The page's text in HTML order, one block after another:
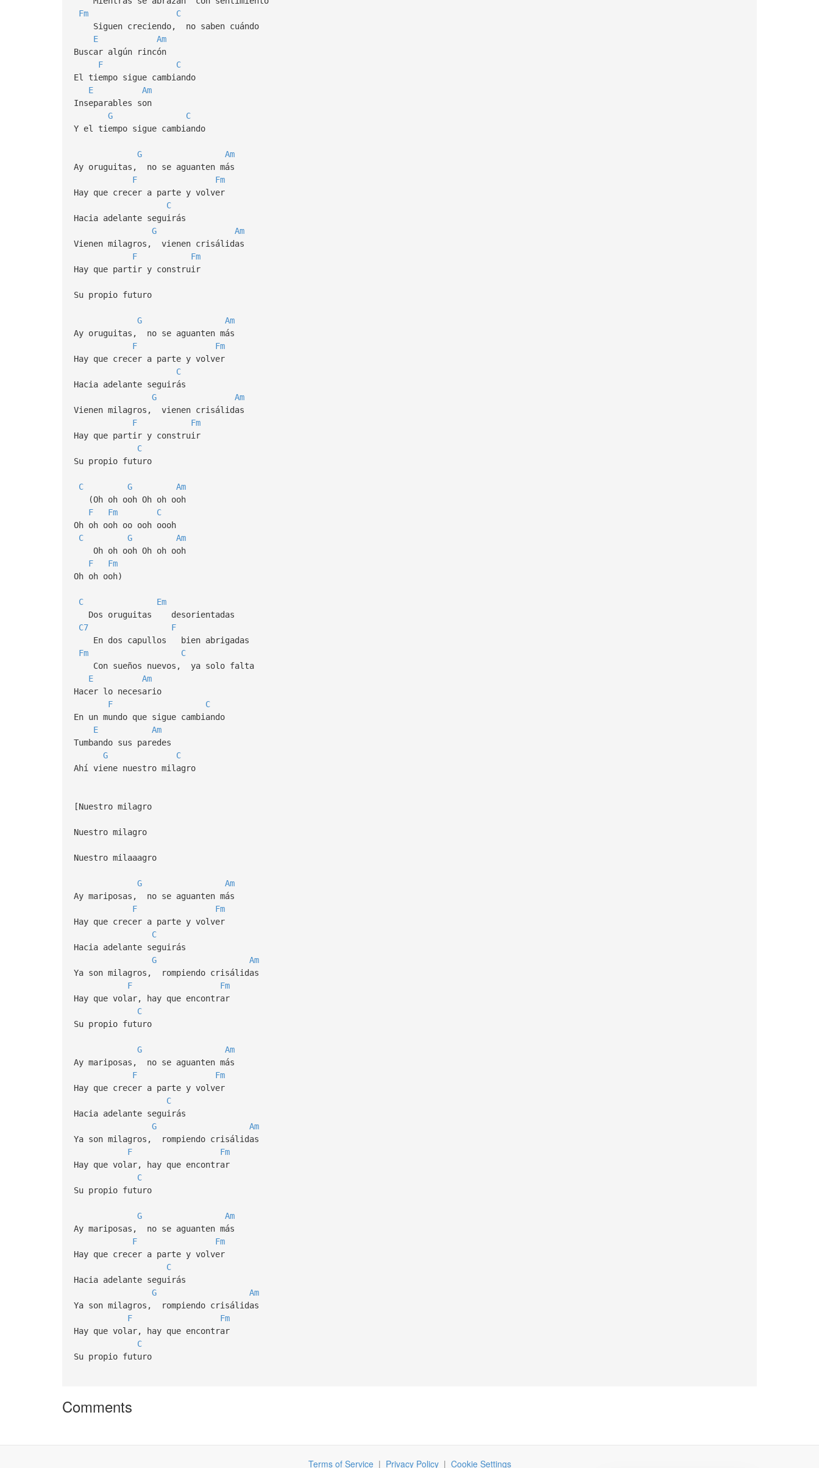
Fm
C
Siguen creciendo, no saben cuándo
E
Am
Buscar algún rincón
F
C
El tiempo sigue cambiando
E
Am
Inseparables son
G
C
Y el tiempo sigue cambiando
G
Am
Ay oruguitas, no se aguanten más
F
Fm
Hay que crecer a parte y volver
C
Hacia adelante seguirás
G
Am
Vienen milagros, vienen crisálidas
F
Fm
Hay quе partir y construir
Su propio futuro
G
Am
Ay oruguitas, no se aguanten más
F
Fm
Hay que crecer a parte y volver
C
Hacia adelante seguirás
G
Am
Vienen milagros, vienen crisálidas
F
Fm
Hay quе partir y construir
C
Su propio futuro
C G
Am
(Oh oh ooh Oh oh ooh
F
Fm
C
Oh oh ooh oo ooh oooh
C
G
Am
Oh oh ooh Oh oh ooh
F
Fm
Oh oh ooh)
C
Em
Dos oruguitas desorientadas
C7
F
En dos capullos bien abrigadas
Fm
C
Con sueños nuevos, ya solo falta
E
Am
Hacer lo necesario
F
C
En un mundo que sigue cambiando
E
Am
Tumbando sus paredes
G
C
Ahí viene nuestro milagro
[Nuestro milagro
Nuestro milagro
Nuestro milaaagro
G
Am
Ay mariposas, no se aguanten más
F
Fm
Hay que crecer a parte y volver
C
Hacia adelante seguirás
G
Am
Ya son milagros, rompiendo crisálidas
F
Fm
Hay que volar, hay que encontrar
C
Su propio futuro
G
Am
Ay mariposas, no se aguanten más
F
Fm
Hay que crecer a parte y volver
C
Hacia adelante seguirás
G
Am
Ya son milagros, rompiendo crisálidas
F
Fm
Hay que volar, hay que encontrar
C
Su propio futuro
G
Am
Ay mariposas, no se aguanten más
F
Fm
Hay que crecer a parte y volver
C
Hacia adelante seguirás
G
Am
Ya son milagros, rompiendo crisálidas
F
Fm
Hay que volar, hay que encontrar
C
Su propio futuro
Comments
Terms of Service| Privacy Policy| Cookie Settings